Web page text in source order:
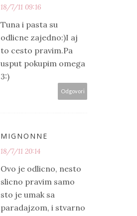
18/7/11 09:16
Tuna i pasta su
odlicne zajedno:)I aj
to cesto pravim.Pa
usput pokupim omega
3:)
Odgovori
MIGNONNE
18/7/11 20:14
Ovo je odlicno, nesto
slicno pravim samo
sto je umak sa
paradajzom, i stvarno